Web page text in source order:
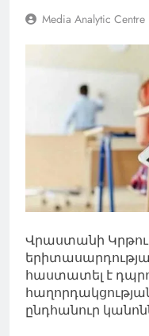
Media Analytic Centre
Վրաստանի
հաստատել է
ընդհանուր